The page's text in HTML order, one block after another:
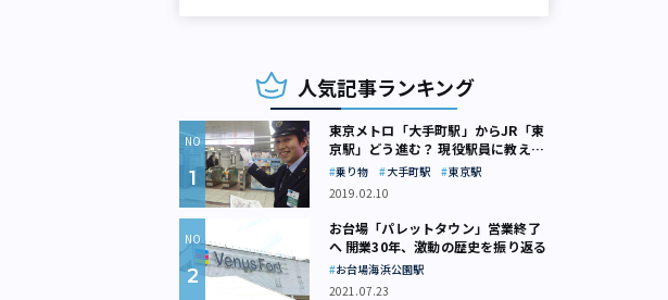
人気記事ランキング
東京メトロ「大手町駅」からJR「東
京駅」どう進む？ 現役駅員に教えて
もらいました
乗り物 大手町駅
東京駅
2019.02.10
お台場「パレットタウン」営業終了
へ 開業30年、激動の歴史を振り返る
お台場海浜公園駅
2021.07.23